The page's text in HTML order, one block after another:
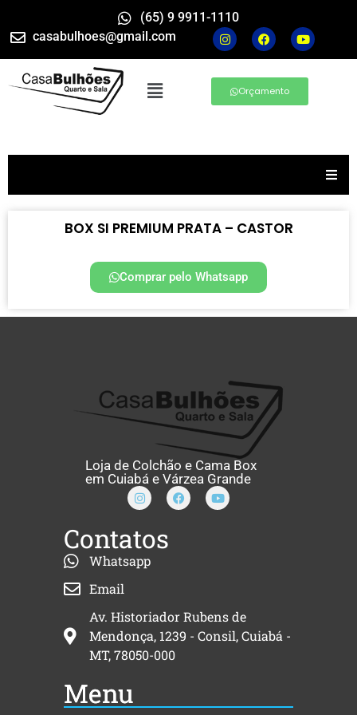
(65) 9 9911-1110
casabulhoes@gmail.com
Orçamento
BOX SI PREMIUM PRATA – CASTOR
Comprar pelo Whatsapp
Loja de Colchão e Cama Box
em Cuiabá e Várzea Grande
Contatos
Whatsapp
Email
Av. Historiador Rubens de
Mendonça, 1239 - Consil, Cuiabá -
MT, 78050-000
Menu